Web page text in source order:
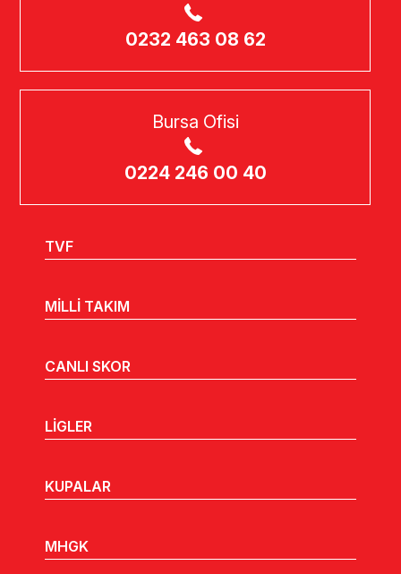
0232 463 08 62
Bursa Ofisi
0224 246 00 40
TVF
MİLLİ TAKIM
CANLI SKOR
LİGLER
KUPALAR
MHGK